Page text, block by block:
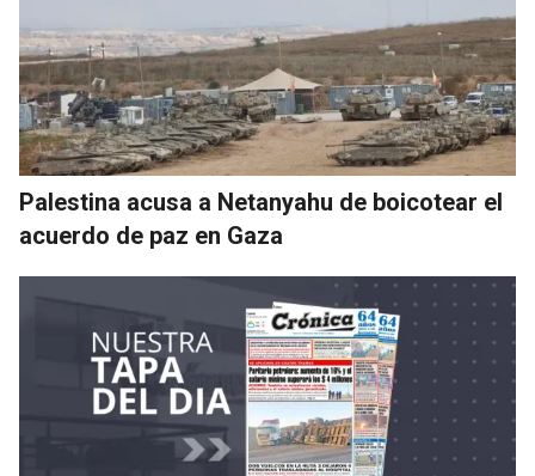
Palestina acusa a Netanyahu de boicotear el
acuerdo de paz en Gaza